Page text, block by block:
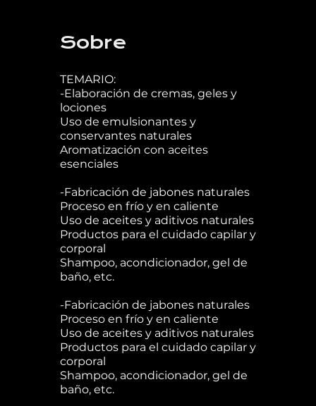
Sobre
TEMARIO:
-Elaboración de cremas, geles y
lociones
Uso de emulsionantes y
conservantes naturales
Aromatización con aceites
esenciales
-Fabricación de jabones naturales
Proceso en frío y en caliente
Uso de aceites y aditivos naturales
Productos para el cuidado capilar y
corporal
Shampoo, acondicionador, gel de
baño, etc.
-Fabricación de jabones naturales
Proceso en frío y en caliente
Uso de aceites y aditivos naturales
Productos para el cuidado capilar y
corporal
Shampoo, acondicionador, gel de
baño, etc.